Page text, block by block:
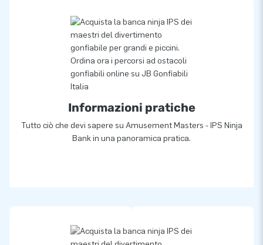
Informazioni pratiche
Tutto ciò che devi sapere su Amusement Masters - IPS Ninja
Bank in una panoramica pratica.